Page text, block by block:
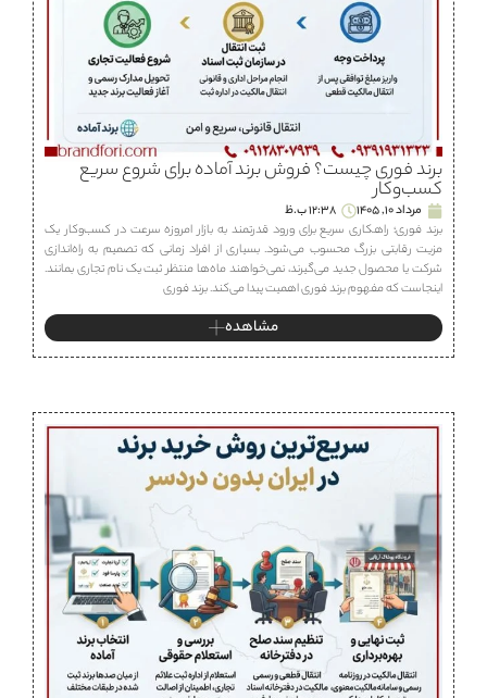
برند فوری چیست؟ فروش برند آماده برای شروع سریع
کسب‌وکار
مرداد 10, 1405
12:38 ب.ظ
برند فوری؛ راهکاری سریع برای ورود قدرتمند به بازار امروزه سرعت در کسب‌وکار یک
مزیت رقابتی بزرگ محسوب می‌شود. بسیاری از افراد زمانی که تصمیم به راه‌اندازی
شرکت یا محصول جدید می‌گیرند، نمی‌خواهند ماه‌ها منتظر ثبت یک نام تجاری بمانند.
اینجاست که مفهوم برند فوری اهمیت پیدا می‌کند. برند فوری
مشاهده